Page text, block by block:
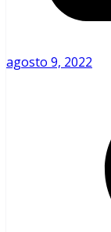
agosto 9, 2022